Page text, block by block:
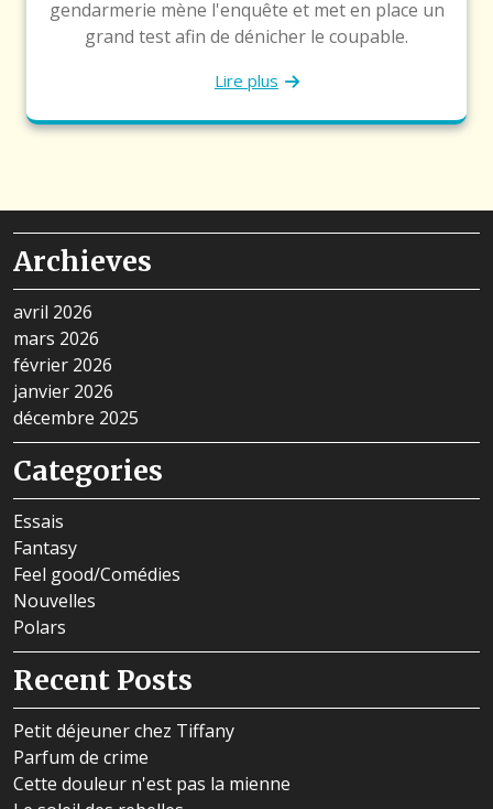
gendarmerie mène l'enquête et met en place un
grand test afin de dénicher le coupable.
Lire plus
Archieves
avril 2026
mars 2026
février 2026
janvier 2026
décembre 2025
Categories
Essais
Fantasy
Feel good/Comédies
Nouvelles
Polars
Recent Posts
Petit déjeuner chez Tiffany
Parfum de crime
Cette douleur n'est pas la mienne